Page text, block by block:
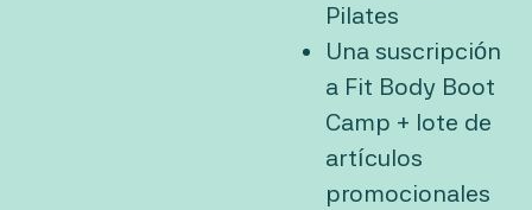
Pilates
Una suscripción
a Fit Body Boot
Camp + lote de
artículos
promocionales